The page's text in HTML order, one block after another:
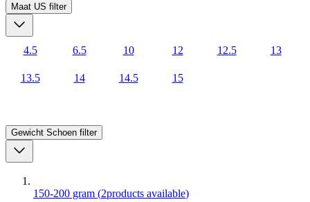
Maat US filter
4.5 6.5 10 12 12.5 13
13.5 14 14.5 15
Gewicht Schoen filter
150-200 gram (2products available)